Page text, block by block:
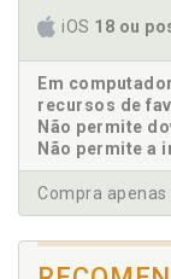
Arbitragem
do Poder
Simão/
Asaf da
processo
iOS 18 ou
Em
recursos de
Não permite
Não permite a
Compra